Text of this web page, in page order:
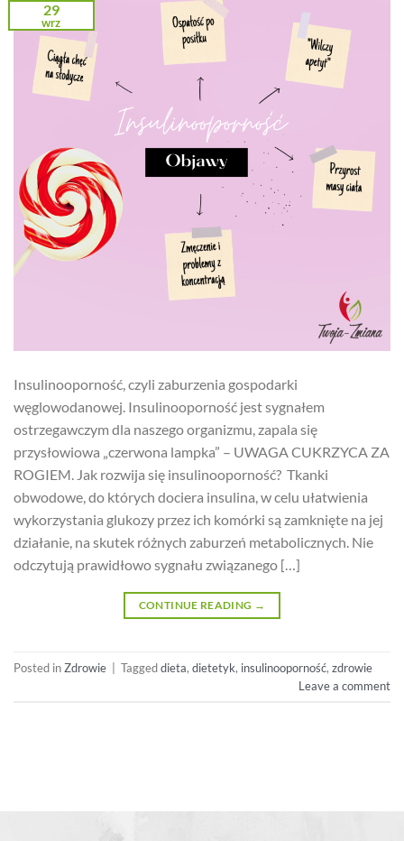
29
wrz
Insulinooporność, czyli zaburzenia gospodarki
węglowodanowej. Insulinooporność jest sygnałem
ostrzegawczym dla naszego organizmu, zapala się
przysłowiowa „czerwona lampka” – UWAGA CUKRZYCA ZA
ROGIEM. Jak rozwija się insulinooporność? Tkanki
obwodowe, do których dociera insulina, w celu ułatwienia
wykorzystania glukozy przez ich komórki są zamknięte na jej
działanie, na skutek różnych zaburzeń metabolicznych. Nie
odczytują prawidłowo sygnału związanego […]
CONTINUE READING →
Posted inZdrowie | Taggeddieta, dietetyk, insulinooporność, zdrowie
Leave a comment